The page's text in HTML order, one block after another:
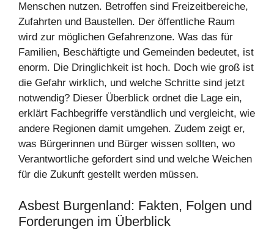
Menschen nutzen. Betroffen sind Freizeitbereiche,
Zufahrten und Baustellen. Der öffentliche Raum
wird zur möglichen Gefahrenzone. Was das für
Familien, Beschäftigte und Gemeinden bedeutet, ist
enorm. Die Dringlichkeit ist hoch. Doch wie groß ist
die Gefahr wirklich, und welche Schritte sind jetzt
notwendig? Dieser Überblick ordnet die Lage ein,
erklärt Fachbegriffe verständlich und vergleicht, wie
andere Regionen damit umgehen. Zudem zeigt er,
was Bürgerinnen und Bürger wissen sollten, wo
Verantwortliche gefordert sind und welche Weichen
für die Zukunft gestellt werden müssen.
Asbest Burgenland: Fakten, Folgen und
Forderungen im Überblick